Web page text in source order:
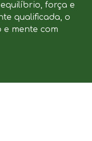
força e
qualificada, o
mente com